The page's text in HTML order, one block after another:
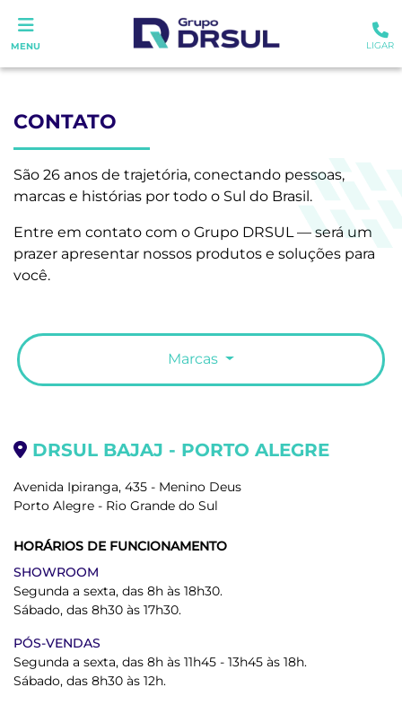
MENU LIGAR
CONTATO
São 26 anos de trajetória, conectando pessoas,
marcas e histórias por todo o Sul do Brasil.
Entre em contato com o Grupo DRSUL — será um
prazer apresentar nossos produtos e soluções para
você.
Marcas
DRSUL BAJAJ - PORTO ALEGRE
Avenida Ipiranga, 435 - Menino Deus
Porto Alegre - Rio Grande do Sul
HORÁRIOS DE FUNCIONAMENTO
SHOWROOM
Segunda a sexta, das 8h às 18h30.
Sábado, das 8h30 às 17h30.
PÓS-VENDAS
Segunda a sexta, das 8h às 11h45 - 13h45 às 18h.
Sábado, das 8h30 às 12h.